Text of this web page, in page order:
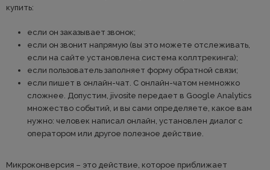
купить:
если он заказывает звонок;
если он звонит напрямую (вы это можете отслеживать,
если на сайте установлена система коллтрекинга);
если пользователь заполняет форму обратной связи;
если пишет в онлайн-чат. С онлайн-чатом немножко
сложнее. Допустим, jivosite передает в Google Analytics
множество событий, и вы сами определяете, какое вам
нужно: человек написал онлайн, установлен диалог с
оператором или другое полезное действие.
Микроконверсия – это действие, которое приближает